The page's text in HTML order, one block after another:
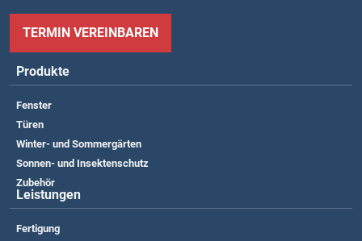
TERMIN VEREINBAREN
Produkte
Fenster
Türen
Winter- und Sommergärten
Sonnen- und Insektenschutz
Zubehör
Leistungen
Fertigung